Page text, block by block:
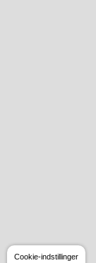
Cookie-indstillinger